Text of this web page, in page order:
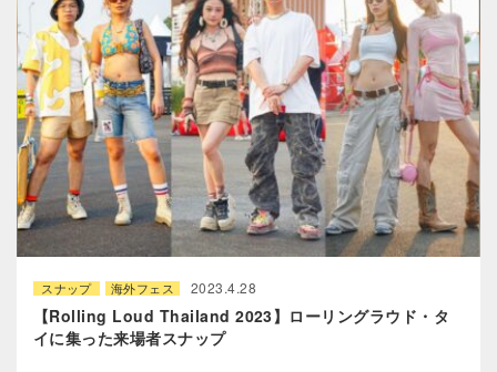
スナップ 海外フェス 2023.4.28
【Rolling Loud Thailand 2023】ローリングラウド・タ
イに集った来場者スナップ